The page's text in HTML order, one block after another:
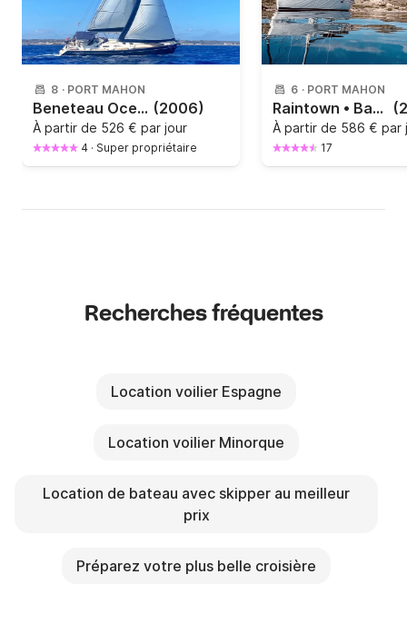
8 · PORT MAHON
Beneteau Oceanis Clipper 393 12m (2006)
À partir de 526 € par jour
4 · Super propriétaire
6 · PORT MAHON
Raintown • Bavaria 42 Cruiser
À partir de 586 € par
17
Recherches fréquentes
Location voilier Espagne
Location voilier Minorque
Location de bateau avec skipper au meilleur
prix
Préparez votre plus belle croisière